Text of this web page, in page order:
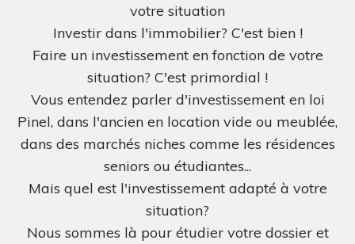
votre situation
Investir dans l'immobilier? C'est bien !
Faire un investissement en fonction de votre
situation? C'est primordial !
Vous entendez parler d'investissement en loi
Pinel, dans l'ancien en location vide ou meublée,
dans des marchés niches comme les résidences
seniors ou étudiantes...
Mais quel est l'investissement adapté à votre
situation?
Nous sommes là pour étudier votre dossier et